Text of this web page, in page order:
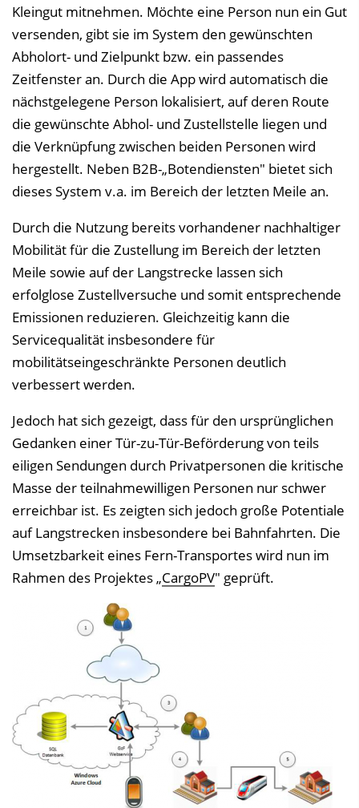
Kleingut mitnehmen. Möchte eine Person nun ein Gut
versenden, gibt sie im System den gewünschten
Abholort- und Zielpunkt bzw. ein passendes
Zeitfenster an. Durch die App wird automatisch die
nächstgelegene Person lokalisiert, auf deren Route
die gewünschte Abhol- und Zustellstelle liegen und
die Verknüpfung zwischen beiden Personen wird
hergestellt. Neben B2B-„Botendiensten" bietet sich
dieses System v.a. im Bereich der letzten Meile an.
Durch die Nutzung bereits vorhandener nachhaltiger
Mobilität für die Zustellung im Bereich der letzten
Meile sowie auf der Langstrecke lassen sich
erfolglose Zustellversuche und somit entsprechende
Emissionen reduzieren. Gleichzeitig kann die
Servicequalität insbesondere für
mobilitätseingeschränkte Personen deutlich
verbessert werden.
Jedoch hat sich gezeigt, dass für den ursprünglichen
Gedanken einer Tür-zu-Tür-Beförderung von teils
eiligen Sendungen durch Privatpersonen die kritische
Masse der teilnahmewilligen Personen nur schwer
erreichbar ist. Es zeigten sich jedoch große Potentiale
auf Langstrecken insbesondere bei Bahnfahrten. Die
Umsetzbarkeit eines Fern-Transportes wird nun im
Rahmen des Projektes „CargoPV" geprüft.